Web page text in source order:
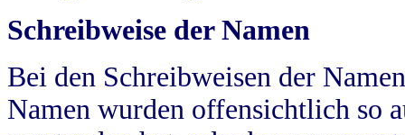
Schreibweise der Namen
Bei den Schreibweisen der
Namen wurden offensichtlich so